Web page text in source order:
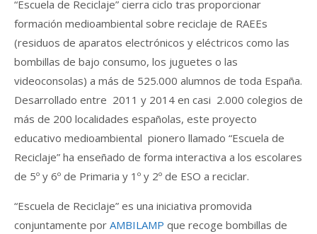
“Escuela de Reciclaje” cierra ciclo tras proporcionar
formación medioambiental sobre reciclaje de RAEEs
(residuos de aparatos electrónicos y eléctricos como las
bombillas de bajo consumo, los juguetes o las
videoconsolas) a más de 525.000 alumnos de toda España.
Desarrollado entre 2011 y 2014 en casi 2.000 colegios de
más de 200 localidades españolas, este proyecto
educativo medioambiental pionero llamado “Escuela de
Reciclaje” ha enseñado de forma interactiva a los escolares
de 5º y 6º de Primaria y 1º y 2º de ESO a reciclar.
“Escuela de Reciclaje” es una iniciativa promovida
conjuntamente por AMBILAMP que recoge bombillas de